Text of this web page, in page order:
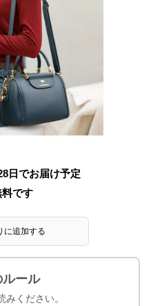
日でお届け予定
です
に追加する
ルール
みください。